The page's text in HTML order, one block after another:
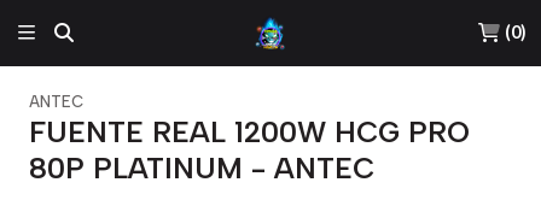
(0)
ANTEC
FUENTE REAL 1200W HCG PRO
80P PLATINUM - ANTEC